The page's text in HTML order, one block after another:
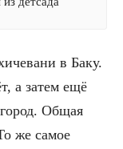
в Баку.
а затем ещё
Общая
же самое